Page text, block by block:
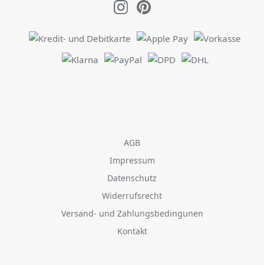
AGB
Impressum
Datenschutz
Widerrufsrecht
Versand- und Zahlungsbedingunen
Kontakt